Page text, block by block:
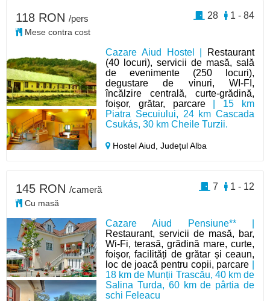
Cazare Aiud Hostel |
Restaurant
(40 locuri), servicii de masă, sală
de evenimente (250 locuri),
degustare de vinuri, WI-FI,
încălzire centrală, curte-grădină,
foișor, grătar, parcare| 15 km
Piatra Secuiului, 24 km Cascada
Csukás, 30 km Cheile Turzii.
Hostel Aiud,Județul Alba
118 RON /pers
Mese contra cost
1 - 84
28
Cazare Aiud Pensiune** |
Restaurant, servicii de masă, bar,
Wi-Fi, terasă, grădină mare, curte,
foișor, facilități de grătar și ceaun,
loc de joacă pentru copii, parcare
18 km de Munții Trascău, 40 km de
Salina Turda, 60 km de pârtia de
schi Feleacu
145 RON /cameră
Cu masă
1 - 12
7